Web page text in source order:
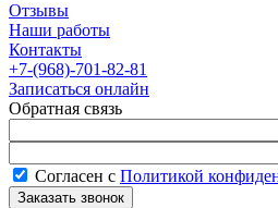
Отзывы
Наши работы
Контакты
+7-(968)-701-82-81
Записаться онлайн
Обратная связь
Согласен с Политикой